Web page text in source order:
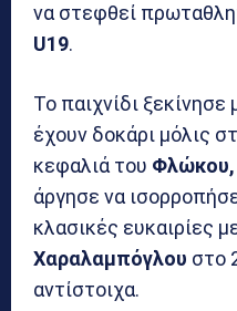
να στεφθεί
U19.
Το παιχνίδι
έχουν δοκάρι μόλις
κεφαλιά του Φλώκου,
άργησε να
κλασικές ευκαιρίες
Χαραλαμπόγλου στο
αντίστοιχα.